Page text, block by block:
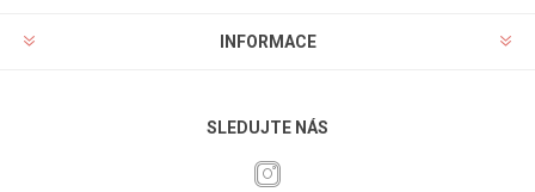
INFORMACE
SLEDUJTE NÁS